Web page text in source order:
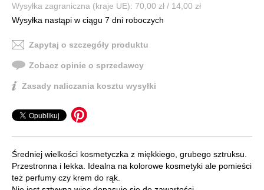
Wysyłka zagraniczna (kraje UE): 70,00 zł / 14,00 zł
Wysyłka nastąpi w ciągu 7 dni roboczych
Zapytaj o szczegóły produktu
Zobacz opinie o sprzedawcy
Zasady naliczania kosztu wysyłki
Średniej wielkości kosmetyczka z miękkiego, grubego sztruksu.
Przestronna i lekka. Idealna na kolorowe kosmetyki ale pomieści
też perfumy czy krem do rąk.